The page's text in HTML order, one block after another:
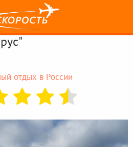
отдых в России